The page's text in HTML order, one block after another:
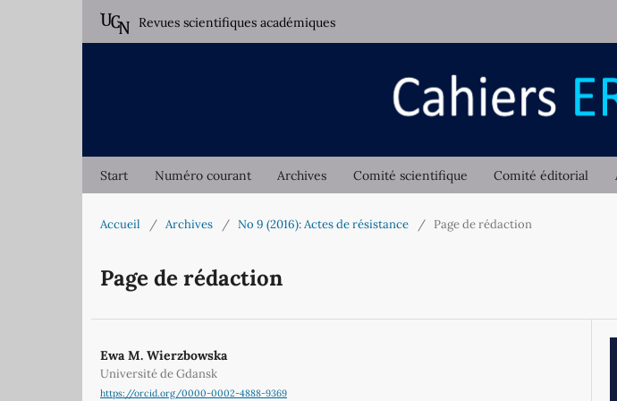
Start Numéro courant Archives Comité scientifique Comité éditorial
Revues scientifiques académiques
Accueil / Archives / No 9 (2016): Actes de résistance / Page de rédaction
Page de rédaction
Ewa M. Wierzbowska
Université de Gdansk
https://orcid.org/0000-0002-4888-9369